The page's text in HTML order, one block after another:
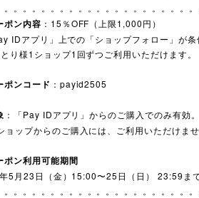
。。。。。。。。。。。。。。。。。。。。。
ン内容 ：15％OFF（上限1,000円）
IDアプリ」上での「ショップフォロー」が条
り様1ショップ1回ずつご利用いただけます。
ンコード ：payid2505
：「Pay IDアプリ」からのご購入でのみ有効。
ョップからのご購入には、ご利用いただけませ
ン利用可能期間
5月23日（金）15:00〜25日（日） 23:59ま
。。。。。。。。。。。。。。。。。。。。。